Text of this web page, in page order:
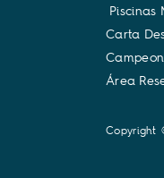
Piscinas
Carta De
Campeon
Área Res
Copyright